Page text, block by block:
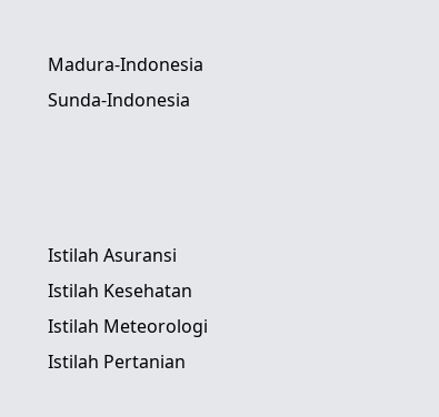
Madura-Indonesia
Sunda-Indonesia
Istilah Asuransi
Istilah Kesehatan
Istilah Meteorologi
Istilah Pertanian